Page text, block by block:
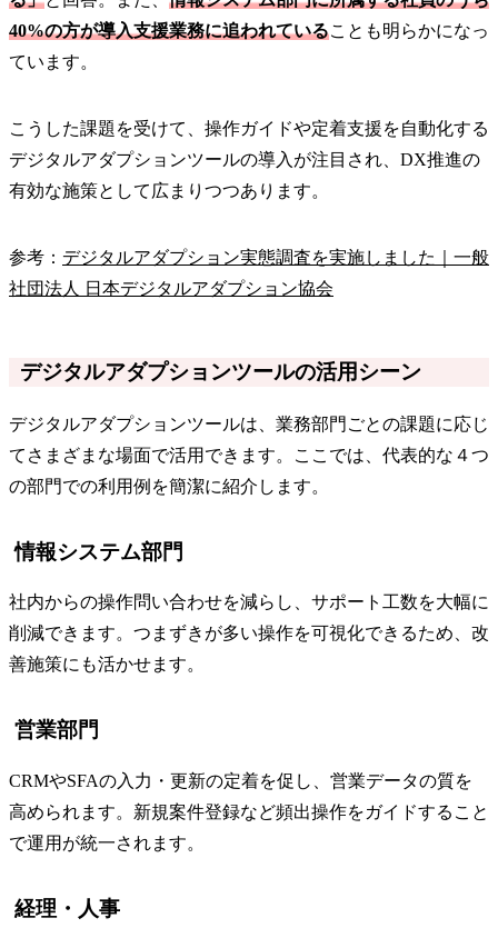
40%の方が導入支援業務に追われていることも明らかになっ
ています。
こうした課題を受けて、操作ガイドや定着支援を自動化する
デジタルアダプションツールの導入が注目され、DX推進の
有効な施策として広まりつつあります。
参考： デジタルアダプション実態調査を実施しました｜一般
社団法人 日本デジタルアダプション協会
デジタルアダプションツールの活用シーン
デジタルアダプションツールは、業務部門ごとの課題に応じ
てさまざまな場面で活用できます。ここでは、代表的な４つ
の部門での利用例を簡潔に紹介します。
情報システム部門
社内からの操作問い合わせを減らし、サポート工数を大幅に
削減できます。つまずきが多い操作を可視化できるため、改
善施策にも活かせます。
営業部門
CRMやSFAの入力・更新の定着を促し、営業データの質を
高められます。新規案件登録など頻出操作をガイドすること
で運用が統一されます。
経理・人事